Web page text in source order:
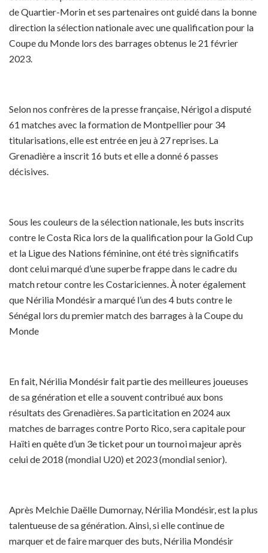
de Quartier-Morin et ses partenaires ont guidé dans la bonne
direction la sélection nationale avec une qualification pour la
Coupe du Monde lors des barrages obtenus le 21 février
2023.
Selon nos confrères de la presse française, Nérigol a disputé
61 matches avec la formation de Montpellier pour 34
titularisations, elle est entrée en jeu à 27 reprises. La
Grenadière a inscrit 16 buts et elle a donné 6 passes
décisives.
Sous les couleurs de la sélection nationale, les buts inscrits
contre le Costa Rica lors de la qualification pour la Gold Cup
et la Ligue des Nations féminine, ont été très significatifs
dont celui marqué d’une superbe frappe dans le cadre du
match retour contre les Costariciennes. À noter également
que Nérilia Mondésir a marqué l’un des 4 buts contre le
Sénégal lors du premier match des barrages à la Coupe du
Monde
En fait, Nérilia Mondésir fait partie des meilleures joueuses
de sa génération et elle a souvent contribué aux bons
résultats des Grenadières. Sa particitation en 2024 aux
matches de barrages contre Porto Rico, sera capitale pour
Haïti en quête d’un 3e ticket pour un tournoi majeur après
celui de 2018 (mondial U20) et 2023 (mondial senior).
Après Melchie Daëlle Dumornay, Nérilia Mondésir, est la plus
talentueuse de sa génération. Ainsi, si elle continue de
marquer et de faire marquer des buts, Nérilia Mondésir